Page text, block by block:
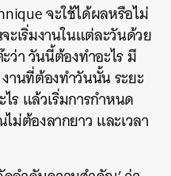
จะใช้ได้ผลหรือไม่
เริ่มงานในแต่ละวันด้วย
ว่า วันนี้ต้องทำอะไร มี
านที่ต้องทำวันนั้น ระยะ
ร แล้วเริ่มการกำหนด
ม่ต้องลากยาว และเวลา